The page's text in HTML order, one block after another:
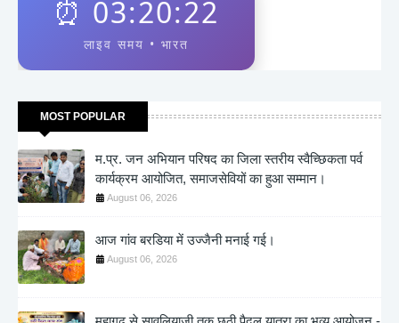
⏰ 03:20:22
लाइव समय • भारत
MOST POPULAR
म.प्र. जन अभियान परिषद का जिला स्तरीय स्वैच्छिकता पर्व
कार्यक्रम आयोजित, समाजसेवियों का हुआ सम्मान।
August 06, 2026
आज गांव बरडिया में उज्जैनी मनाई गई।
August 06, 2026